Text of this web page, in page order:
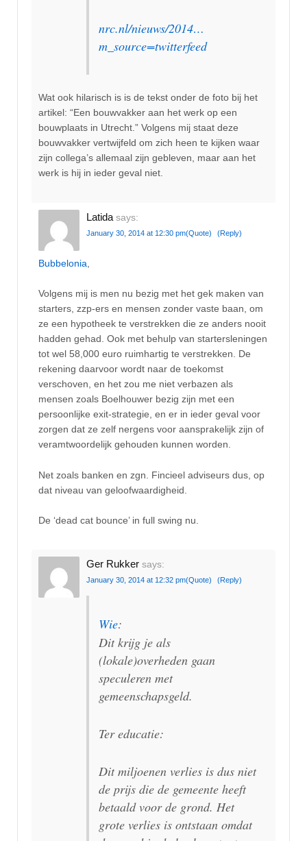
nrc.nl/nieuws/2014…
m_source=twitterfeed
Wat ook hilarisch is is de tekst onder de foto bij het
artikel: “Een bouwvakker aan het werk op een
bouwplaats in Utrecht.” Volgens mij staat deze
bouwvakker vertwijfeld om zich heen te kijken waar
zijn collega’s allemaal zijn gebleven, maar aan het
werk is hij in ieder geval niet.
Latida says:
January 30, 2014 at 12:30 pm(Quote) (Reply)
Bubbelonia
Volgens mij is men nu bezig met het gek maken van
starters, zzp-ers en mensen zonder vaste baan, om
ze een hypotheek te verstrekken die ze anders nooit
hadden gehad. Ook met behulp van startersleningen
tot wel 58,000 euro ruimhartig te verstrekken. De
rekening daarvoor wordt naar de toekomst
verschoven, en het zou me niet verbazen als
mensen zoals Boelhouwer bezig zijn met een
persoonlijke exit-strategie, en er in ieder geval voor
zorgen dat ze zelf nergens voor aansprakelijk zijn of
veramtwoordelijk gehouden kunnen worden.
Net zoals banken en zgn. Fincieel adviseurs dus, op
dat niveau van geloofwaardigheid.
De ‘dead cat bounce’ in full swing nu.
Ger Rukker says:
January 30, 2014 at 12:32 pm(Quote) (Reply)
Wie:
Dit krijg je als
(lokale)overheden gaan
speculeren met
gemeenschapsgeld.
Ter educatie:
Dit miljoenen verlies is dus niet
de prijs die de gemeente heeft
betaald voor de grond. Het
grote verlies is ontstaan omdat